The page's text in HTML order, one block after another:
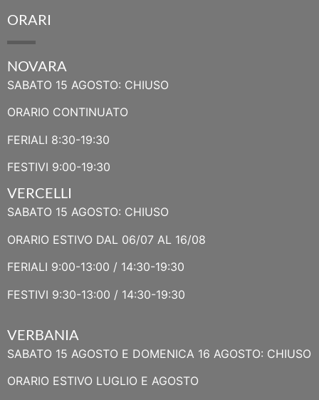
ORARI
NOVARA
SABATO 15 AGOSTO: CHIUSO
ORARIO CONTINUATO
FERIALI 8:30-19:30
FESTIVI 9:00-19:30
VERCELLI
SABATO 15 AGOSTO: CHIUSO
ORARIO ESTIVO DAL 06/07 AL 16/08
FERIALI 9:00-13:00 / 14:30-19:30
FESTIVI 9:30-13:00 / 14:30-19:30
VERBANIA
SABATO 15 AGOSTO E DOMENICA 16 AGOSTO: CHIUSO
ORARIO ESTIVO LUGLIO E AGOSTO